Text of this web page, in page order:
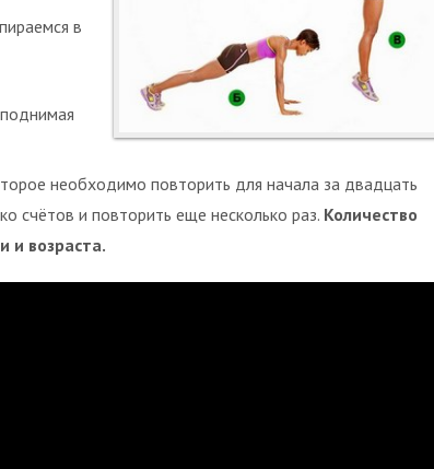
в
необходимо повторить для начала за двадцать
счётов и повторить еще несколько раз. Количество
и возраста.